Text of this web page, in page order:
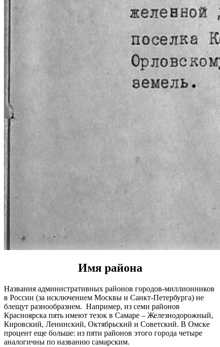
Имя района
Названия административных районов городов-миллионников
в России (за исключением Москвы и Санкт-Петербурга) не
блещут разнообразием. Например, из семи районов
Красноярска пять имеют тезок в Самаре – Железнодорожный,
Кировский, Ленинский, Октябрьский и Советский. В Омске
процент еще больше: из пяти районов этого города четыре
аналогичны по названию самарским.